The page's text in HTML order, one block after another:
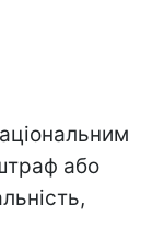
або